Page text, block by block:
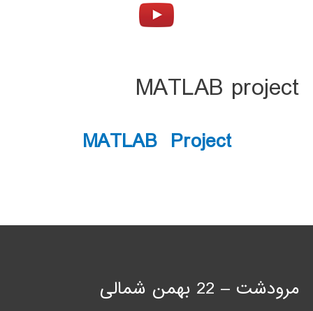
MATLAB project
MATLAB Project
مرودشت – 22 بهمن شمالی